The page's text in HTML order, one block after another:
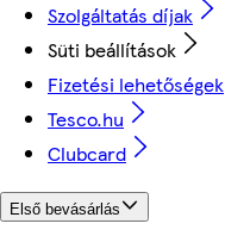
Szolgáltatás díjak
Süti beállítások
Fizetési lehetőségek
Tesco.hu
Clubcard
Első bevásárlás